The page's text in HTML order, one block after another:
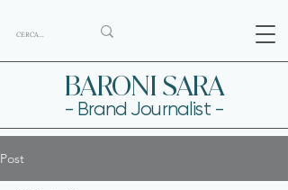
BARONI SARA
- Brand Journalist -
Post